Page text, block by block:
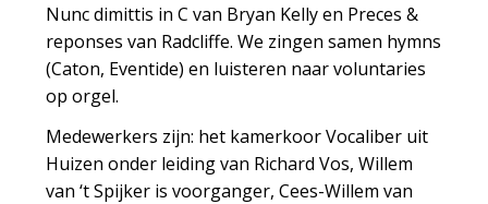
Nunc dimittis in C van Bryan Kelly en Preces &
reponses van Radcliffe. We zingen samen hymns
(Caton, Eventide) en luisteren naar voluntaries
op orgel.
Medewerkers zijn: het kamerkoor Vocaliber uit
Huizen onder leiding van Richard Vos, Willem
van ‘t Spijker is voorganger, Cees-Willem van